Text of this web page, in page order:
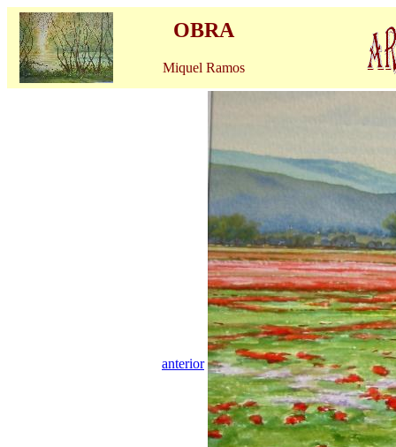
OBRA
Miquel Ramos
anterior